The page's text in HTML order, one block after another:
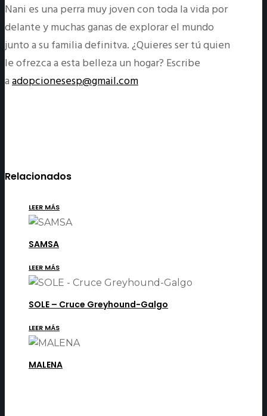
Nani es una perra muy joven con toda la vida por
delante y muchas ganas de explorar el mundo
junto a su familia definitva. ¿Quieres ser tú quien
le ofrezca a esta belleza un hogar? Escribe
aadopcionesesp@gmail.com
Relacionados
LEER MÁS
SAMSA
LEER MÁS
SOLE – Cruce Greyhound-Galgo
LEER MÁS
MALENA